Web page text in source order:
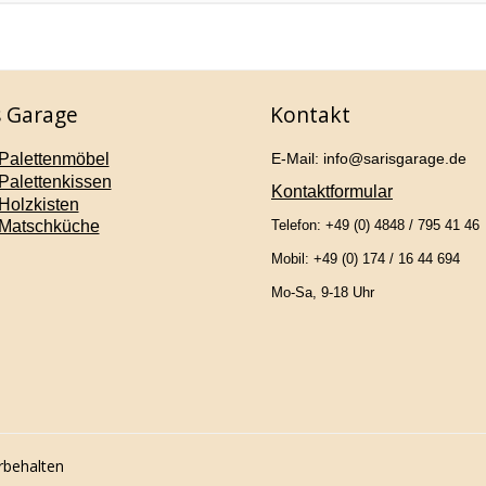
Garage Kontakt
E-Mail: info@sarisgarage.de
Kontaktformular
Telefon: +49 (0) 4848 / 795 41 46
Mobil: +49 (0) 174 / 16 44 694
Mo-Sa, 9-18 Uhr